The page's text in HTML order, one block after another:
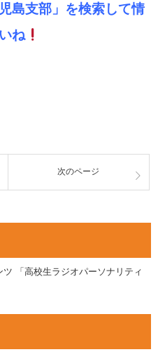
島支部」を検索して情
ね
次のページ
「高校生ラジオパーソナリティ